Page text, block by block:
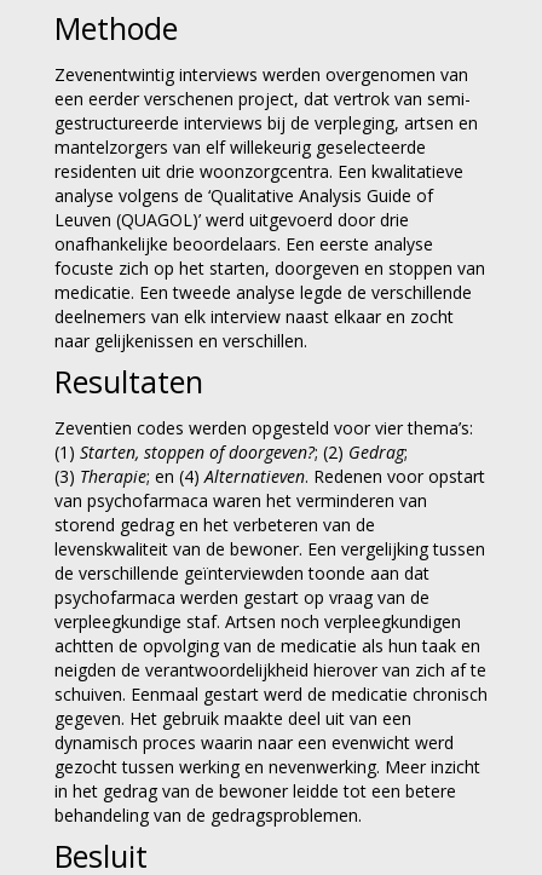
Methode
Zevenentwintig interviews werden overgenomen van
een eerder verschenen project, dat vertrok van semi-
gestructureerde interviews bij de verpleging, artsen en
mantelzorgers van elf willekeurig geselecteerde
residenten uit drie woonzorgcentra. Een kwalitatieve
analyse volgens de ‘Qualitative Analysis Guide of
Leuven (QUAGOL)’ werd uitgevoerd door drie
onafhankelijke beoordelaars. Een eerste analyse
focuste zich op het starten, doorgeven en stoppen van
medicatie. Een tweede analyse legde de verschillende
deelnemers van elk interview naast elkaar en zocht
naar gelijkenissen en verschillen.
Resultaten
Zeventien codes werden opgesteld voor vier thema’s:
(1) Starten, stoppen of doorgeven?; (2) Gedrag;
(3) Therapie; en (4) Alternatieven. Redenen voor opstart
van psychofarmaca waren het verminderen van
storend gedrag en het verbeteren van de
levenskwaliteit van de bewoner. Een vergelijking tussen
de verschillende geïnterviewden toonde aan dat
psychofarmaca werden gestart op vraag van de
verpleegkundige staf. Artsen noch verpleegkundigen
achtten de opvolging van de medicatie als hun taak en
neigden de verantwoordelijkheid hierover van zich af te
schuiven. Eenmaal gestart werd de medicatie chronisch
gegeven. Het gebruik maakte deel uit van een
dynamisch proces waarin naar een evenwicht werd
gezocht tussen werking en nevenwerking. Meer inzicht
in het gedrag van de bewoner leidde tot een betere
behandeling van de gedragsproblemen.
Besluit